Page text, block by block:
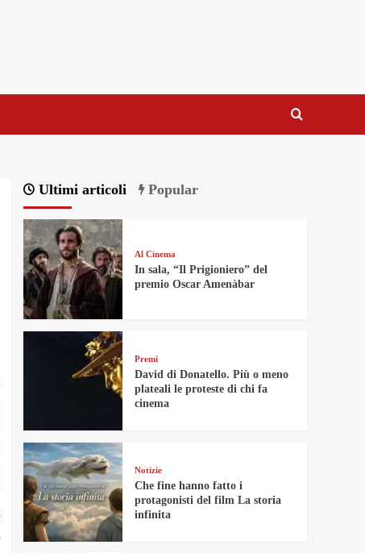
Ultimi articoli Popular
Al Cinema
In sala, “Il Prigioniero” del
premio Oscar Amenàbar
Premi
David di Donatello. Più o meno
plateali le proteste di chi fa
cinema
Notizie
Che fine hanno fatto i
protagonisti del film La storia
infinita